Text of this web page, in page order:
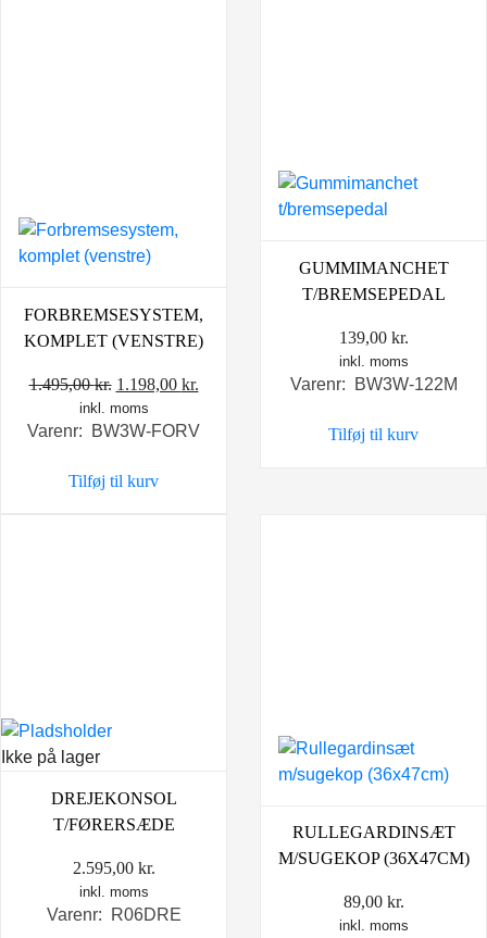
FORBREMSESYSTEM,
KOMPLET (VENSTRE)
1.495,00kr. Den
oprindelige
pris
1.495,00 kr..
1.198,00 kr.
pris
inkl. moms
Varenr: BW3W-FORV
Tilføj til kurv
GUMMIMANCHET
T/BREMSEPEDAL
139,00 kr.
inkl. moms
Varenr: BW3W-122M
Tilføj til kurv
Ikke på lager
DREJEKONSOL
T/FØRERSÆDE
2.595,00 kr.
inkl. moms
Varenr: R06DRE
RULLEGARDINSÆT
M/SUGEKOP (36X47CM)
89,00 kr.
inkl. moms